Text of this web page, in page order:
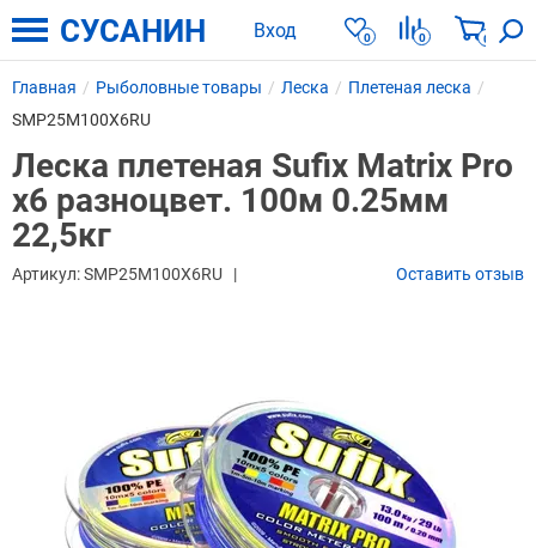
Вход 0 0 0
СУСАНИН
Главная Рыболовные товары Леска
Плетеная леска
SMP25M100X6RU
Леска плетеная Sufix Matrix Pro
x6 разноцвет. 100м 0.25мм
22,5кг
Артикул:SMP25M100X6RU Оставить отзыв